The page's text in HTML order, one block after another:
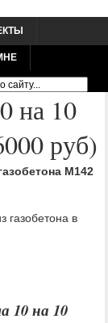
на 10
руб)
М142
газобетона в
10 на 10